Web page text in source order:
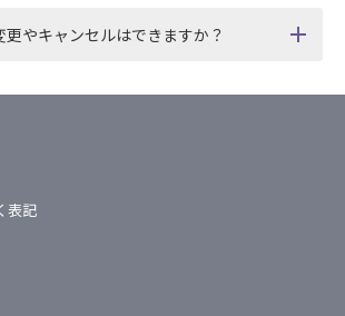
やキャンセルはできますか？
表記